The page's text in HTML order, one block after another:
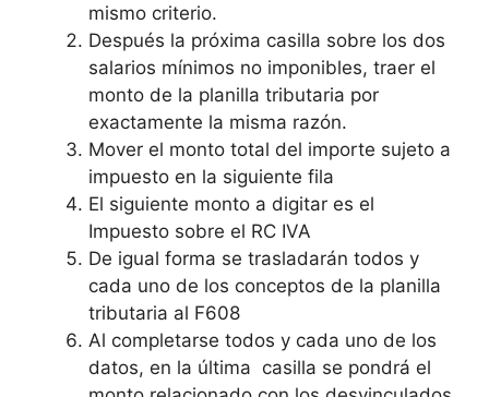
mismo criterio.
Después la próxima casilla sobre los dos
salarios mínimos no imponibles, traer el
monto de la planilla tributaria por
exactamente la misma razón.
Mover el monto total del importe sujeto a
impuesto en la siguiente fila
El siguiente monto a digitar es el
Impuesto sobre el RC IVA
De igual forma se trasladarán todos y
cada uno de los conceptos de la planilla
tributaria al F608
Al completarse todos y cada uno de los
datos, en la última casilla se pondrá el